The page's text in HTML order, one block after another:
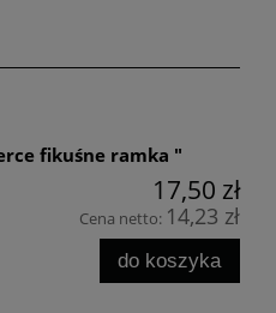
fikuśne ramka "
17,50 zł
Cena netto: 14,23 zł
do koszyka